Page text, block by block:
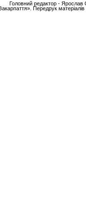
Головний редактор - Ярослав
Передрук